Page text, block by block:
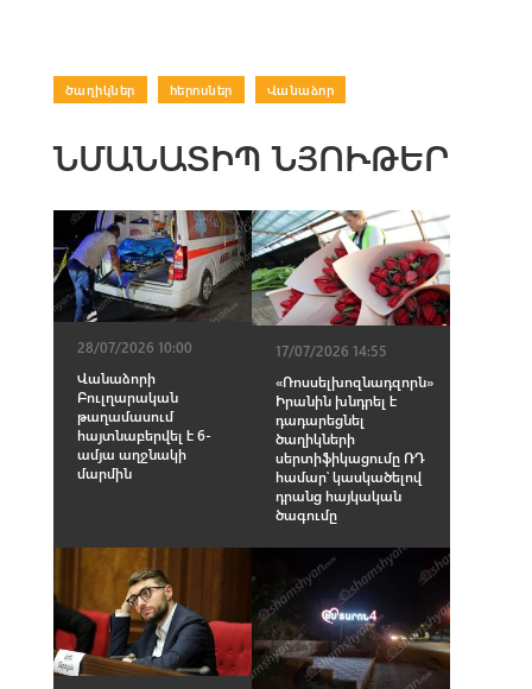
ծաղիկներ հերոսներ Վանաձոր
ՆՄԱՆԱՏԻՊ ՆՅՈՒԹԵՐ
28/07/2026 10:00
Վանաձորի
Բուլղարական
թաղամասում
հայտնաբերվել է 6-
ամյա աղջնակի
մարմին
17/07/2026 14:55
«Ռոսսելխոզնադզորն»
Իրանին խնդրել է
դադարեցնել
ծաղիկների
սերտիֆիկացումը ՌԴ
համար՝ կասկածելով
դրանց հայկական
ծագումը